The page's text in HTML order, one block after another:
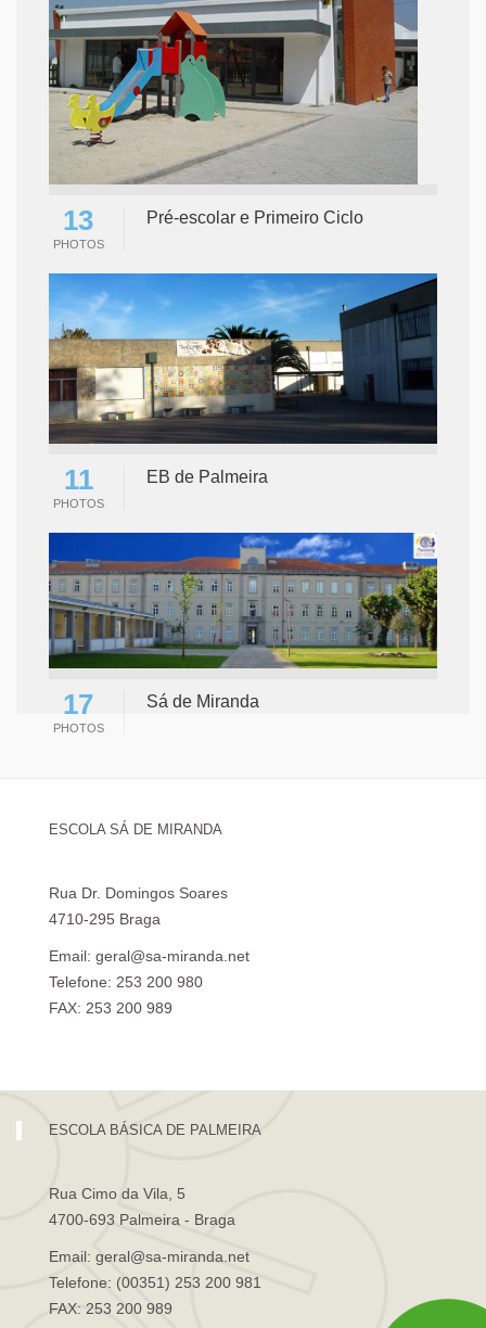
13
PHOTOS
Pré-escolar e Primeiro Ciclo
11
PHOTOS
EB de Palmeira
17
PHOTOS
Sá de Miranda
ESCOLA SÁ DE MIRANDA
Rua Dr. Domingos Soares
4710-295 Braga
Email: geral@sa-miranda.net
Telefone: 253 200 980
FAX: 253 200 989
ESCOLA BÁSICA DE PALMEIRA
Rua Cimo da Vila, 5
4700-693 Palmeira - Braga
Email: geral@sa-miranda.net
Telefone: (00351) 253 200 981
FAX: 253 200 989